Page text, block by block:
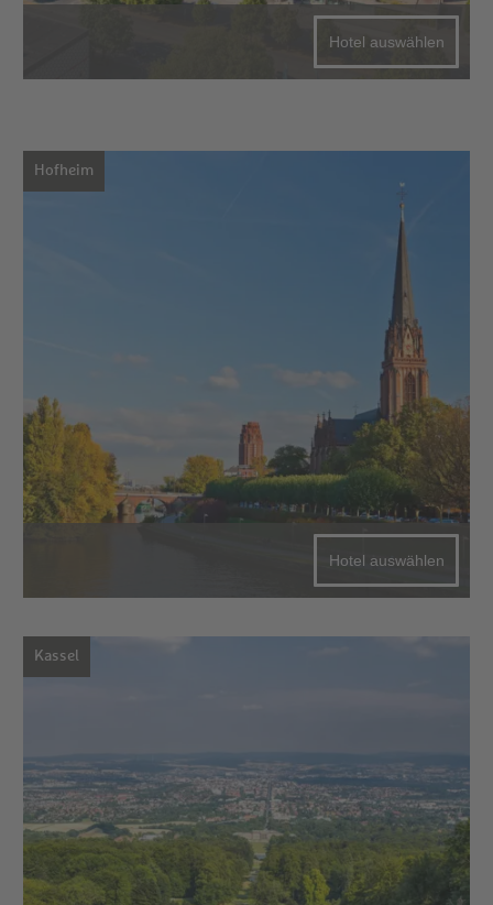
Hotel auswählen
Hofheim
Hotel auswählen
Kassel